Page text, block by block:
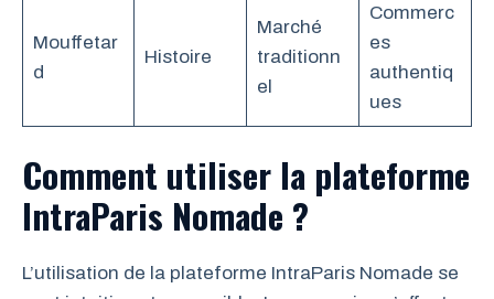
Mouffetar
d
Histoire
Marché
traditionn
el
Commerc
es
authentiq
ues
Comment utiliser la plateforme
IntraParis Nomade ?
L’utilisation de la plateforme IntraParis Nomade se